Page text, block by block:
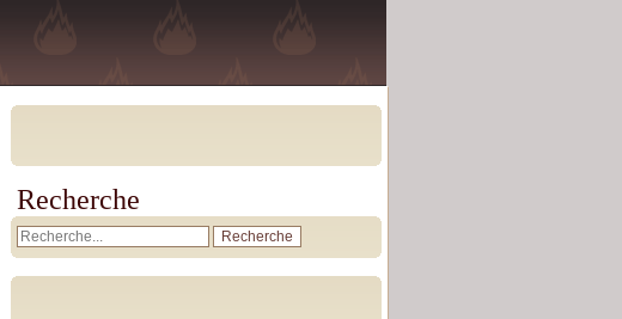
Recherche